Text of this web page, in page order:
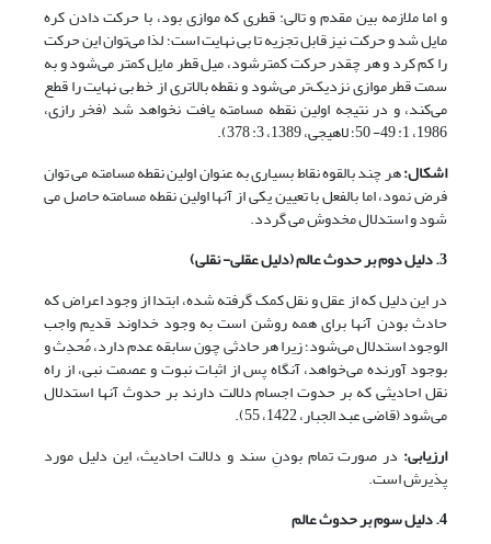
و اما ملازمه بین مقدم و تالی: قطری که موازی بود، با حرکت دادن کره
مایل شد و حرکت نیز قابل تجزیه تا بی نهایت است؛ لذا می‌توان این حرکت
را کم کرد و هر چقدر حرکت کمترشود، میل قطر مایل کمتر می‌شود و به
سمت قطر موازی نزدیک‌تر می‌شود و نقطه بالاتری از خط بی نهایت را قطع
می‌کند، و در نتیجه اولین نقطه مسامته یافت نخواهد شد (فخر رازى‏،
1986، ‏1: 49- 50؛ لاهیجی، 1389، 3: 378).
اشکال:هر چند بالقوه نقاط بسیاری به عنوان اولین نقطه مسامته می توان
فرض نمود، اما بالفعل با تعیین یکی از آنها اولین نقطه مسامته حاصل می
شود و استدلال مخدوش می گردد.
3. دلیل دوم بر حدوث عالم (دلیل عقلی- نقلی)
در این دلیل که از عقل و نقل کمک گرفته شده، ابتدا از وجود اعراض که
حادث بودن آنها برای همه روشن است به وجود خداوند قدیم واجب
الوجود استدلال می‌شود؛ زیرا هر حادثی چون سابقه عدم دارد، مُحدِث و
بوجود آورنده می‌خواهد، آنگاه پس از اثبات نبوت و عصمت نبی، از راه
نقل احادیثی که بر حدوت اجسام دلالت دارند بر حدوث آنها استدلال
می‌شود (قاضی عبد الجبار، 1422، 55).
ارزیابی: در صورت تمام بودنِ سند و دلالت احادیث، این دلیل مورد
پذیرش است.
4. دلیل سوم بر حدوث عالم